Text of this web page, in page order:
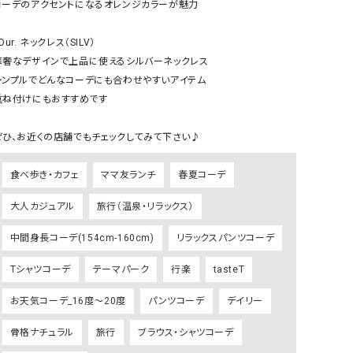
ッド）
G-STAR RAW（ジースターロウ）
（ｇ） （グラム）
Gives a sense of fullment +phenix（フェニックス）
HUNTER（ハンター） WILD THINGS（ワイルドシ
ILIMA（イリマ）
ーデのアクセントになるオレンジカラーが魅力
ネックレス（SILV）
奢なデザインで上品に使えるシルバーネックレス
ンプルでどんなコーデにも合わせやすいアイテム
ね付けにもおすすめです
、お近くの店舗でもチェックしてみて下さい♪
食べ歩き・カフェ ママ友ランチ 春夏コーデ
大人カジュアル 旅行（温泉・リラックス）
中間身長コーデ(154cm-160cm) リラックスパンツコーデ
Tシャツコーデ テーマパーク 行楽 tasteT
お天気コーデ_16度～20度 パンツコーデ デイリー
骨格ナチュラル 旅行 ブラウス・シャツコーデ